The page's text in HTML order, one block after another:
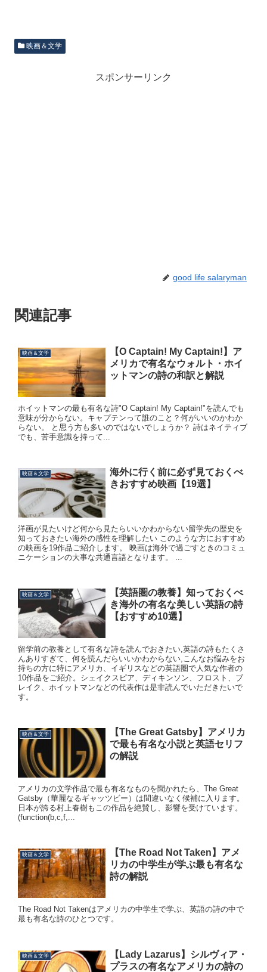
映画＆文学
スポンサーリンク
good life salaryman
関連記事
映画＆文学
【O Captain! My Captain!】ア
メリカで有名なウォルト・ホイ
ットマンの詩の和訳と解説
ホイットマンの最も有名な詩"O Captain! My Captain!"を読んでも
意味が分からない。キャプテンって誰のこと？何がいいのかわか
らない。 と思う方も多いのではないでしょうか？ 詩はネイティブ
でも、苦手意識を持って...
映画＆文学
海外に行く前に必ず見ておくべ
きおすすめ映画【19選】
洋画が見たいけど何から見たらいいかわからない留学先の歴史を
知っておきたい海外の感性を理解したい このような方におすすめ
の映画を19作品ご紹介します。 映画は海外で過ごすときのコミュ
ニケーションの大事な共通言語となります。 ...
映画＆文学
【英語圏の教養】知っておくべ
き海外の有名な美しい英語の詩
【おすすめ10選】
留学前の教養として有名な詩を読んでおきたい,英語の詩もたくさ
んありすぎて、何を読んだらいいかわからない,こんなお悩みをお
持ちの方に特にアメリカ、イギリスなどの英語圏で人気な作者の
10作品をご紹介。シェイクスピア、ディキンソン、フロスト、ブ
レイク、ホイットマンなどの代表作は是非読んでいただきたいで
す。
映画＆文学
【The Great Gatsby】アメリカ
で最も有名な小説と英語セリフ
の解説
アメリカの文学作品で最も有名なものを聞かれたら、The Great
Gatsby（華麗なるギャッツビー）は間違いなく候補に入ります。
日本が誇る村上春樹もこの作品を絶賛し、影響を受けています。
(function(b,c,f,...
映画＆文学
【The Road Not Taken】アメ
リカの中学生が学ぶ最も有名な
詩の解説
The Road Not Takenはアメリカの中学生で学ぶ、英語の詩の中で
最も有名な詩のひとつです。
映画＆文学
【Lady Lazarus】シルヴィア・
プラスの有名なアメリカの詩の